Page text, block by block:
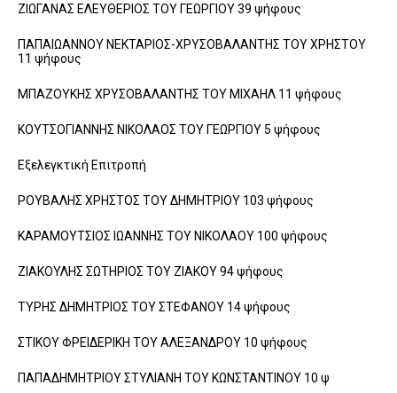
ΖΙΩΓΑΝΑΣ ΕΛΕΥΘΕΡΙΟΣ ΤΟΥ ΓΕΩΡΓΙΟΥ 39 ψήφους
ΠΑΠΑΙΩΑΝΝΟΥ ΝΕΚΤΑΡΙΟΣ-ΧΡΥΣΟΒΑΛΑΝΤΗΣ ΤΟΥ ΧΡΗΣΤΟΥ
11 ψήφους
ΜΠΑΖΟΥΚΗΣ ΧΡΥΣΟΒΑΛΑΝΤΗΣ ΤΟΥ ΜΙΧΑΗΛ 11 ψήφους
ΚΟΥΤΣΟΓΙΑΝΝΗΣ ΝΙΚΟΛΑΟΣ ΤΟΥ ΓΕΩΡΓΙΟΥ 5 ψήφους
Εξελεγκτική Επιτροπή
ΡΟΥΒΑΛΗΣ ΧΡΗΣΤΟΣ ΤΟΥ ΔΗΜΗΤΡΙΟΥ 103 ψήφους
ΚΑΡΑΜΟΥΤΣΙΟΣ ΙΩΑΝΝΗΣ ΤΟΥ ΝΙΚΟΛΑΟΥ 100 ψήφους
ΖΙΑΚΟΥΛΗΣ ΣΩΤΗΡΙΟΣ ΤΟΥ ΖΙΑΚΟΥ 94 ψήφους
ΤΥΡΗΣ ΔΗΜΗΤΡΙΟΣ ΤΟΥ ΣΤΕΦΑΝΟΥ 14 ψήφους
ΣΤΙΚΟΥ ΦΡΕΙΔΕΡΙΚΗ ΤΟΥ ΑΛΕΞΑΝΔΡΟΥ 10 ψήφους
ΠΑΠΑΔΗΜΗΤΡΙΟΥ ΣΤΥΛΙΑΝΗ ΤΟΥ ΚΩΝΣΤΑΝΤΙΝΟΥ 10 ψ